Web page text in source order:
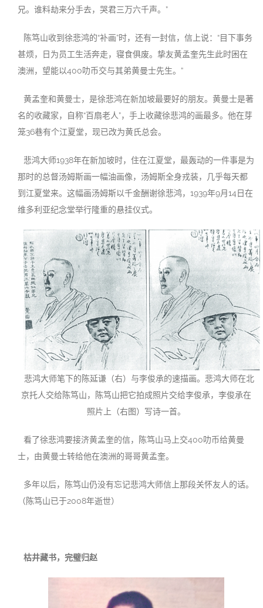
兄。谁料劫来分手去，哭君三万六千声。”
陈笃山收到徐悲鸿的“补画”时，还有一封信，信上说：“目下事务
甚烦，日为员工生活奔走，寝食俱废。挚友黄孟奎先生此时困在
澳洲，望能以400叻币交与其弟黄曼士先生。”
黄孟奎和黄曼士，是徐悲鸿在新加坡最要好的朋友。黄曼士是著
名的收藏家，自称“百扇老人”，手上收藏徐悲鸿的画最多。他在芽
笼36巷有个江夏堂，现已改为黄氏总会。
悲鸿大师1938年在新加坡时，住在江夏堂，最轰动的一件事是为
那时的总督汤姆斯画一幅油画像，汤姆斯全身戎装，几乎每天都
到江夏堂来。这幅画汤姆斯以千金酬谢徐悲鸿，1939年9月14日在
维多利亚纪念堂举行隆重的悬挂仪式。
悲鸿大师笔下的陈延谦（右）与李俊承的速描画。悲鸿大师在北
京托人交给陈笃山，陈笃山把它拍成照片交给李俊承，李俊承在
照片上（右图）写诗一首。
看了徐悲鸿要接济黄孟奎的信，陈笃山马上交400叻币给黄曼
士，由黄曼士转给他在澳洲的哥哥黄孟奎。
多年以后，陈笃山仍没有忘记悲鸿大师信上那段关怀友人的话。
（陈笃山已于2008年逝世）
枯井藏书，完璧归赵